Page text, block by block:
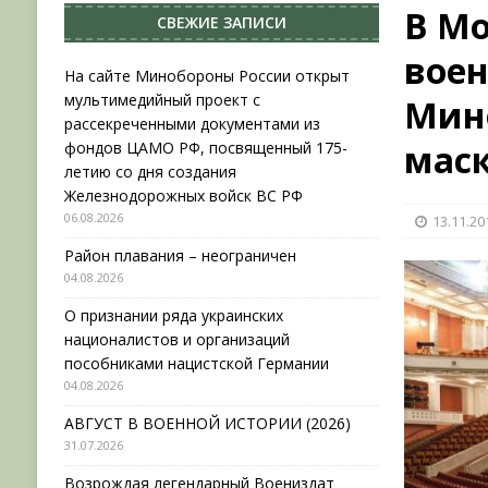
НОВОСТИ
[ 31.07.2026 ]
АВГУСТ В ВОЕННОЙ ИСТОРИИ
[ 19.07.2026 ]
Возрождая легендарный
[ 06.08.2026 ] На сайте Минобороны России
фондов ЦАМО РФ, посвященный 175-летию со
В
СВЕЖИЕ ЗАПИСИ
На сайте Минобороны России открыт
мультимедийный проект с
рассекреченными документами из
фондов ЦАМО РФ, посвященный 175-
летию со дня создания
Железнодорожных войск ВС РФ
06.08.2026
Район плавания – неограничен
04.08.2026
О признании ряда украинских
националистов и организаций
пособниками нацистской Германии
04.08.2026
АВГУСТ В ВОЕННОЙ ИСТОРИИ (2026)
31.07.2026
Возрождая легендарный Воениздат